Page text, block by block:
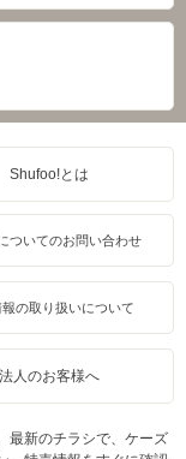
Shufoo!とは
ついてのお問い合わせ
の取り扱いについて
法人のお客様へ
最新のチラシで、ケーズ